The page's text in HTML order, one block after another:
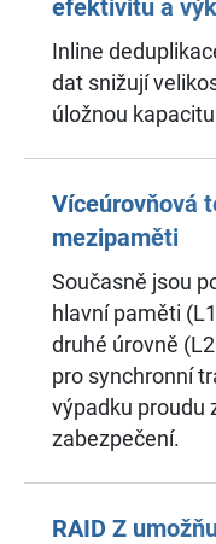
efektivitu a
Inline
dat snižují
úložnou
Víceúrovňová
mezipaměti
Současně jsou
hlavní paměti
druhé úrovně
pro synchronní
výpadku proudu
zabezpečení.
RAID Z